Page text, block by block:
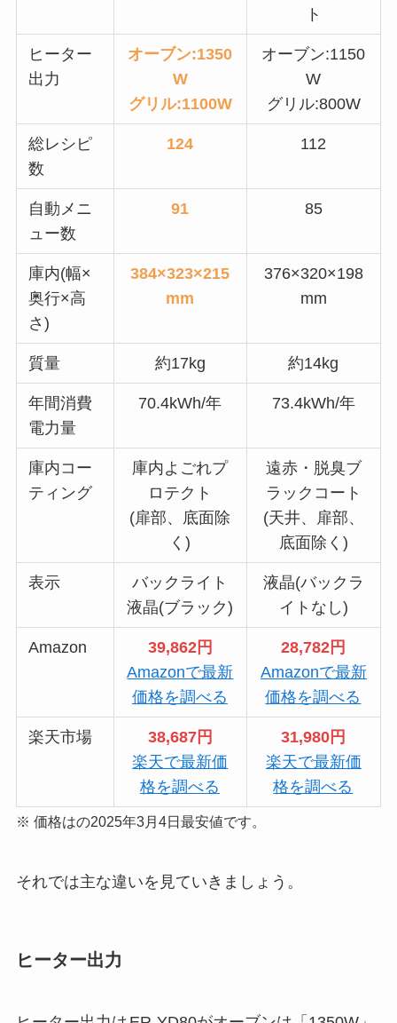
ト
ヒーター
出力
オーブン:1350
W
グリル:1100W
オーブン:1150
W
グリル:800W
総レシピ
数
124 112
自動メニ
ュー数
91 85
庫内(幅×
奥行×高
さ)
384×323×215
mm
376×320×198
mm
質量 約17kg 約14kg
年間消費
電力量
70.4kWh/年 73.4kWh/年
庫内コー
ティング
庫内よごれプ
ロテクト
(扉部、底面除
く)
遠赤・脱臭ブ
ラックコート
(天井、扉部、
底面除く)
表示
バックライト
液晶(ブラック)
液晶(バックラ
イトなし)
Amazon
39,862円
Amazonで最新
価格を調べる
28,782円
Amazonで最新
価格を調べる
楽天市場
38,687円
楽天で最新価
格を調べる
31,980円
楽天で最新価
格を調べる
※ 価格はの2025年3月4日最安値です。
それでは主な違いを見ていきましょう。
ヒーター出力